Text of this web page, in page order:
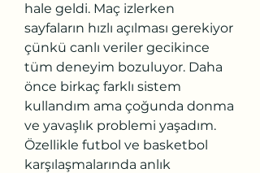
hale geldi. Maç izlerken
sayfaların hızlı açılması gerekiyor
çünkü canlı veriler gecikince
tüm deneyim bozuluyor. Daha
önce birkaç farklı sistem
kullandım ama çoğunda donma
ve yavaşlık problemi yaşadım.
Özellikle futbol ve basketbol
karşılaşmalarında anlık